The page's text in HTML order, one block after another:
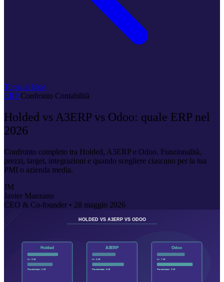
Torna al blog
ERPConfronto Contabilità
Holded vs A3ERP vs Odoo: quale ERP nel
2026
Confronto completo tra Holded, A3ERP e Odoo. Funzionalità,
prezzi, target, integrazioni e quando scegliere ciascuno per la tua
PMI o azienda media.
JM
Javier Manzano
CEO & Co-founder • 28 maggio 2026